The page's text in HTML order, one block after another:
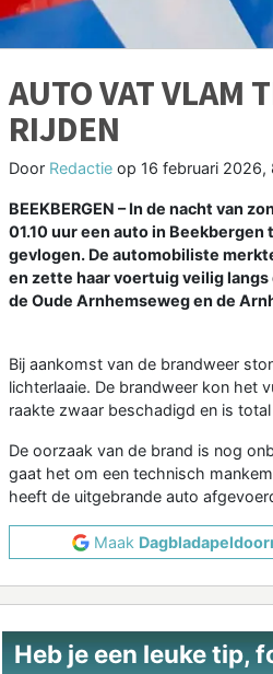
AUTO VAT VLAM
RIJDEN
Door Redactie op 16 februari 2026,
BEEKBERGEN – In de nacht van
01.10 uur een auto in
gevlogen. De automobiliste
en zette haar voertuig veilig langs
de Oude Arnhemseweg en de
Bij aankomst van de brandweer
lichterlaaie. De brandweer kon het
raakte zwaar beschadigd en is
De oorzaak van de brand is nog
gaat het om een technisch
heeft de uitgebrande auto
Maak
Heb je een leuke tip,